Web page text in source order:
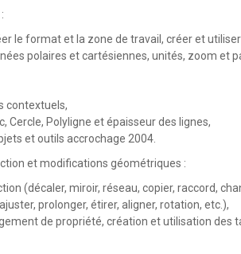
le format et la zone de travail, créer et
polaires et cartésiennes, unités, zoom et
contextuels,
Cercle, Polyligne et épaisseur des lignes,
et outils accrochage 2004.
et modifications géométriques :
(décaler, miroir, réseau, copier, raccord,
prolonger, étirer, aligner, rotation, etc.),
de propriété, création et utilisation des